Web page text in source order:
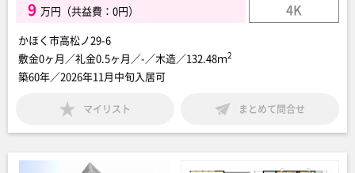
9 万円（共益費：0円） 4K
かほく市高松ノ29-6
敷金0ヶ月／礼金0.5ヶ月／-／木造／132.48ｍ2
築60年／2026年11月中旬入居可
マイリスト まとめて問合せ